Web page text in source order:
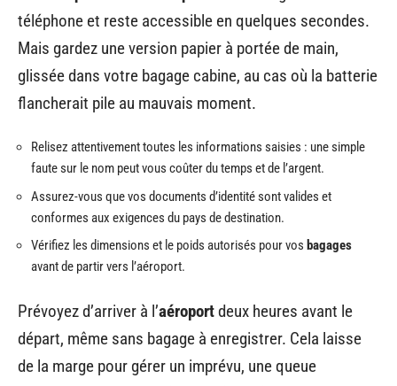
téléphone et reste accessible en quelques secondes.
Mais gardez une version papier à portée de main,
glissée dans votre bagage cabine, au cas où la batterie
flancherait pile au mauvais moment.
Relisez attentivement toutes les informations saisies : une simple
faute sur le nom peut vous coûter du temps et de l’argent.
Assurez-vous que vos documents d’identité sont valides et
conformes aux exigences du pays de destination.
Vérifiez les dimensions et le poids autorisés pour vos bagages
avant de partir vers l’aéroport.
Prévoyez d’arriver à l’aéroportdeux heures avant le
départ, même sans bagage à enregistrer. Cela laisse
de la marge pour gérer un imprévu, une queue